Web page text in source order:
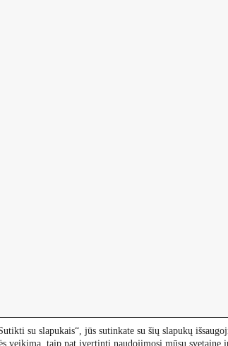
su slapukais“, jūs sutinkate su šių slapukų
veikimą, taip pat įvertinti naudojimosi mūsų svetaine